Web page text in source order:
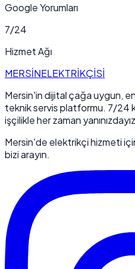
Google Yorumları
7/24
Hizmet Ağı
MERSİNELEKTRİKÇİSİ
Mersin'in dijital çağa uygun,
teknik servis platformu. 7/24
işçilikle her zaman
Mersin'de elektrikçi hizmeti
bizi arayın.